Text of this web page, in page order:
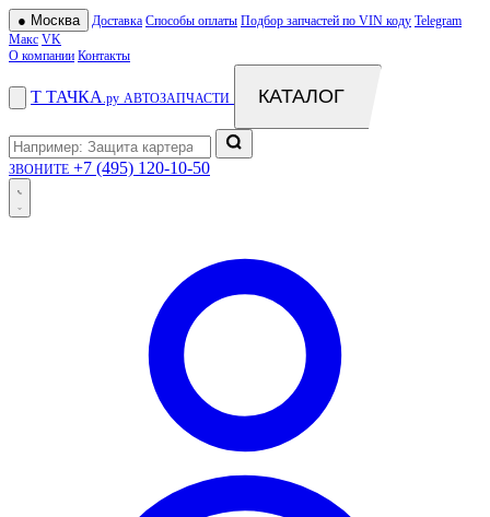
● Москва Доставка Способы оплаты Подбор запчастей по VIN коду Telegram
Макс VK
О компании Контакты
Т ТАЧКА .ру АВТОЗАПЧАСТИ КАТАЛОГ
ЗВОНИТЕ +7 (495) 120-10-50